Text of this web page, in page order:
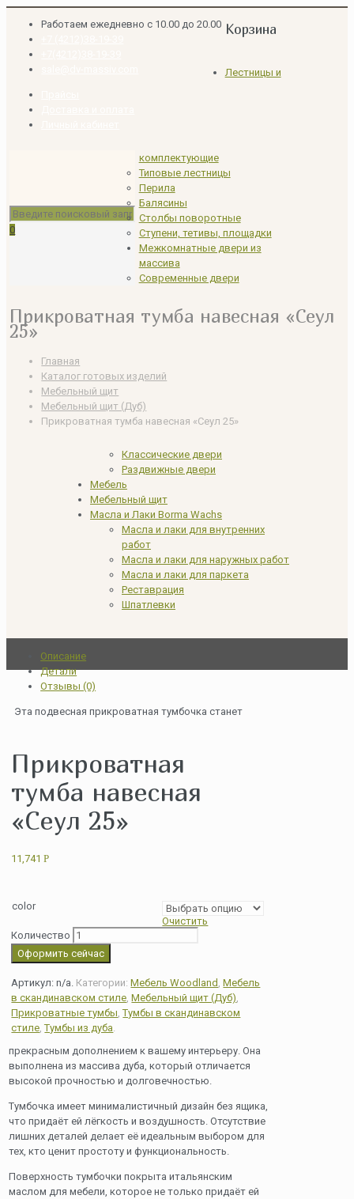
Работаем ежедневно с 10.00 до 20.00
0
Прикроватная тумба навесная «Сеул
25»
Главная
Каталог готовых изделий
Мебельный щит
Мебельный щит (Дуб)
Прикроватная тумба навесная «Сеул 25»
Корзина
Лестницы и
комплектующие
Типовые лестницы
Перила
Балясины
Столбы поворотные
Ступени, тетивы, площадки
Межкомнатные двери из
массива
Современные двери
Классические двери
Раздвижные двери
Мебель
Мебельный щит
Масла и Лаки Borma Wachs
Масла и лаки для внутренних
работ
Масла и лаки для наружных работ
Масла и лаки для паркета
Реставрация
Шпатлевки
Прикроватная
тумба навесная
«Сеул 25»
11,741Р
color
Очистить
Количество
Оформить сейчас
Артикул:n/a. Категории:Мебель Woodland ,Мебель
в скандинавском стиле,Мебельный щит (Дуб),
Прикроватные тумбы,Тумбы в скандинавском
стиле,Тумбы из дуба.
Описание
Детали
Отзывы (0)
Эта подвесная прикроватная тумбочка станет
прекрасным дополнением к вашему интерьеру. Она
выполнена из массива дуба, который отличается
высокой прочностью и долговечностью.
Тумбочка имеет минималистичный дизайн без ящика,
что придаёт ей лёгкость и воздушность. Отсутствие
лишних деталей делает её идеальным выбором для
тех, кто ценит простоту и функциональность.
Поверхность тумбочки покрыта итальянским
маслом для мебели, которое не только придаёт ей